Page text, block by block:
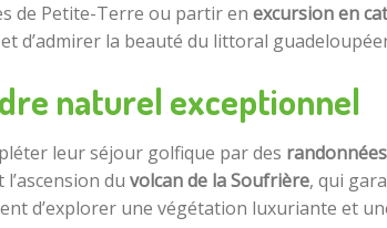
de Petite-Terre ou partir en excursion en
d’admirer la beauté du littoral
naturel exceptionnel
leur séjour golfique par des
du volcan de la Soufrière, qui
d’explorer une végétation luxuriante et